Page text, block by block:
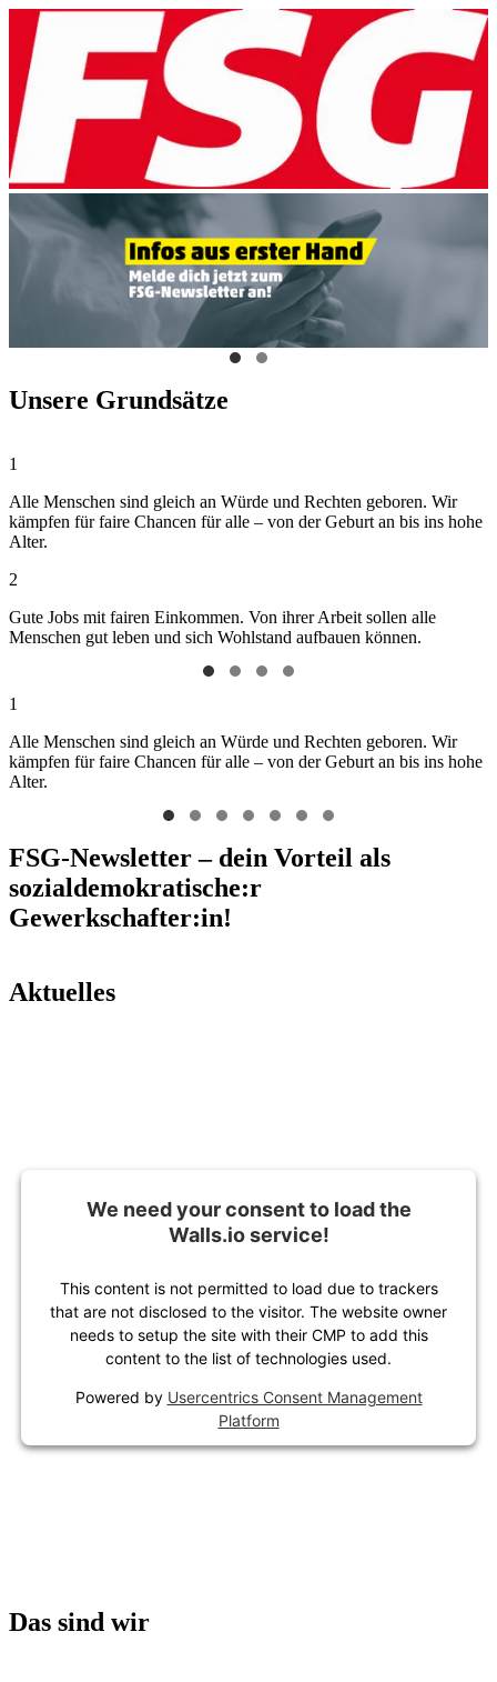
Unsere Grundsätze
1
Alle Menschen sind gleich an Würde und Rechten geboren. Wir
kämpfen für faire Chancen für alle – von der Geburt an bis ins hohe
Alter.
2
Gute Jobs mit fairen Einkommen. Von ihrer Arbeit sollen alle
Menschen gut leben und sich Wohlstand aufbauen können.
1
Alle Menschen sind gleich an Würde und Rechten geboren. Wir
kämpfen für faire Chancen für alle – von der Geburt an bis ins hohe
Alter.
FSG-Newsletter – dein Vorteil als
sozialdemokratische:r
Gewerkschafter:in!
Aktuelles
We need your consent to load the
Walls.io service!
This content is not permitted to load due to trackers
that are not disclosed to the visitor. The website owner
needs to setup the site with their CMP to add this
content to the list of technologies used.
Powered by Usercentrics Consent Management
Platform
Das sind wir